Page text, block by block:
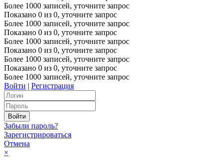
Более 1000 записей, уточните запрос
Показано 0 из 0, уточните запрос
Более 1000 записей, уточните запрос
Показано 0 из 0, уточните запрос
Более 1000 записей, уточните запрос
Показано 0 из 0, уточните запрос
Более 1000 записей, уточните запрос
Показано 0 из 0, уточните запрос
Более 1000 записей, уточните запрос
Войти | Регистрация
Забыли пароль?
Зарегистрироваться
Отмена
×